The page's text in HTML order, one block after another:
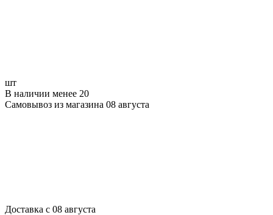
шт
В наличии менее 20
Самовывоз из магазина 08 августа
Доставка с 08 августа